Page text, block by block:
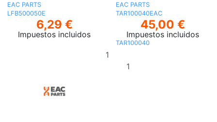
EAC PARTS
LFB500050E
6,29 €
Impuestos incluidos
carrito
EAC PARTS
TAR100040EAC
45,00 €
Impuestos incluidos
TAR100040